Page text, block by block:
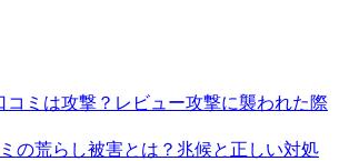
コミは攻撃？レビュー攻撃に襲われた際
の荒らし被害とは？兆候と正しい対処